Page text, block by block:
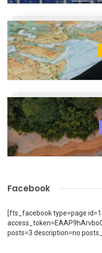
Facebook
[fts_facebook type=page
posts=3 description=no